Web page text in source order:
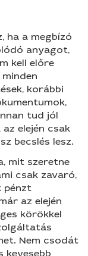
ha a megbízó
anyagot,
kell előre
korábbi
tud jól
elején csak
becslés lesz.
mit szeretne
csak zavaró,
pénzt
az elején
körökkel
Nem csodát
kevesebb